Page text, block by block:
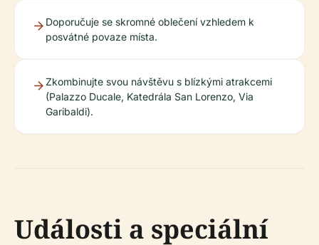
Doporučuje se skromné oblečení vzhledem k
posvátné povaze místa.
Zkombinujte svou návštěvu s blízkými atrakcemi
(Palazzo Ducale, Katedrála San Lorenzo, Via
Garibaldi).
Události a speciální